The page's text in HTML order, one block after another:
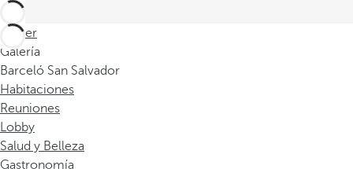
Volver
Galería
Barceló San Salvador
Habitaciones
Reuniones
Lobby
Salud y Belleza
Gastronomía